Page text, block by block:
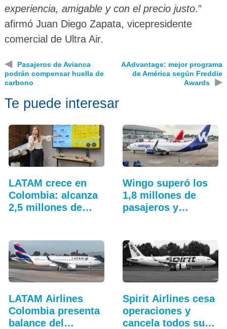
experiencia, amigable y con el precio justo.”
afirmó Juan Diego Zapata, vicepresidente
comercial de Ultra Air.
◀
Pasajeros de Avianca
podrán compensar huella de
carbono
AAdvantage: mejor programa
de América según Freddie
Awards
▶
Te puede interesar
LATAM crece en
Colombia: alcanza
2,5 millones de…
Wingo superó los
1,8 millones de
pasajeros y
LATAM Airlines
Colombia presenta
balance del
Spirit Airlines cesa
operaciones y
cancela todos sus